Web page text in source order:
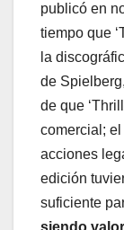
publicó en
tiempo que
la
de
de que
comercial;
acciones
edición
suficiente